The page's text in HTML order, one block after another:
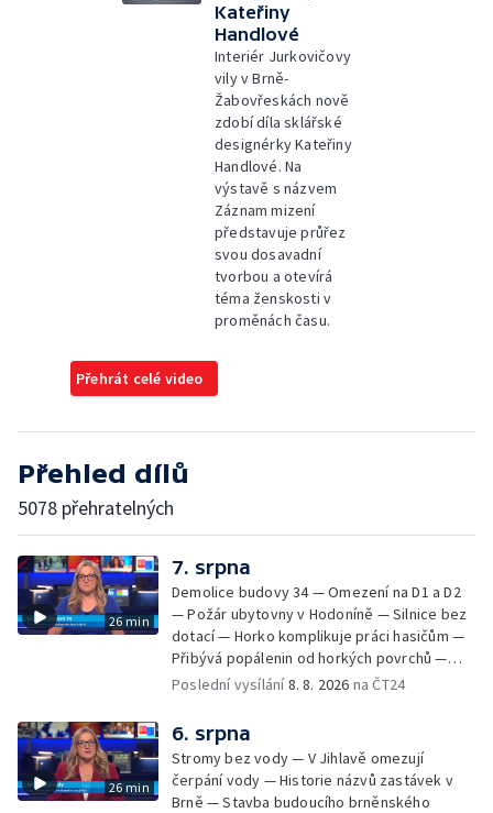
Kateřiny
Handlové
Interiér Jurkovičovy
vily v Brně-
Žabovřeskách nově
zdobí díla sklářské
designérky Kateřiny
Handlové. Na
výstavě s názvem
Záznam mizení
představuje průřez
svou dosavadní
tvorbou a otevírá
téma ženskosti v
proměnách času.
Přehrát celé video
Přehled dílů
5078 přehratelných
26 min
7. srpna
Demolice budovy 34 — Omezení na D1 a D2
— Požár ubytovny v Hodoníně — Silnice bez
dotací — Horko komplikuje práci hasičům —
Přibývá popálenin od horkých povrchů —
Začíná prodej burčáku — Vedra komplikují
Poslední vysílání8. 8. 2026 na ČT24
26 min
6. srpna
Stromy bez vody — V Jihlavě omezují
čerpání vody — Historie názvů zastávek v
Brně — Stavba budoucího brněnského